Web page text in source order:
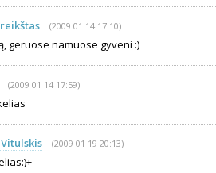
(2009 01 14 17:10)
geruose namuose gyveni :)
(2009 01 14 17:59)
(2009 01 19 20:13)